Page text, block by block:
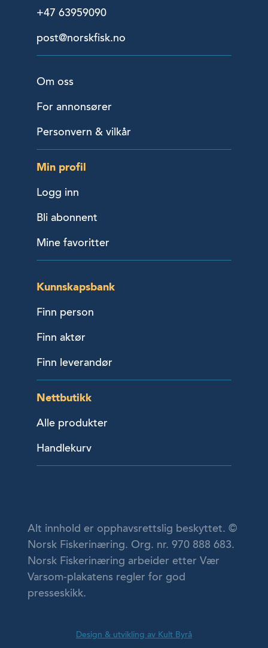
+47 63959090
post@norskfisk.no
Om oss
For annonsører
Personvern & vilkår
Min profil
Logg inn
Bli abonnent
Mine favoritter
Kunnskapsbank
Finn person
Finn aktør
Finn leverandør
Nettbutikk
Alle produkter
Handlekurv
Alt innhold er opphavsrettslig beskyttet. ©
Norsk Fiskerinæring. Org. nr. 970 888 683.
Norsk Fiskerinæring arbeider etter Vær
Varsom-plakatens regler for god
presseskikk.
Design & utvikling av Kult Byrå